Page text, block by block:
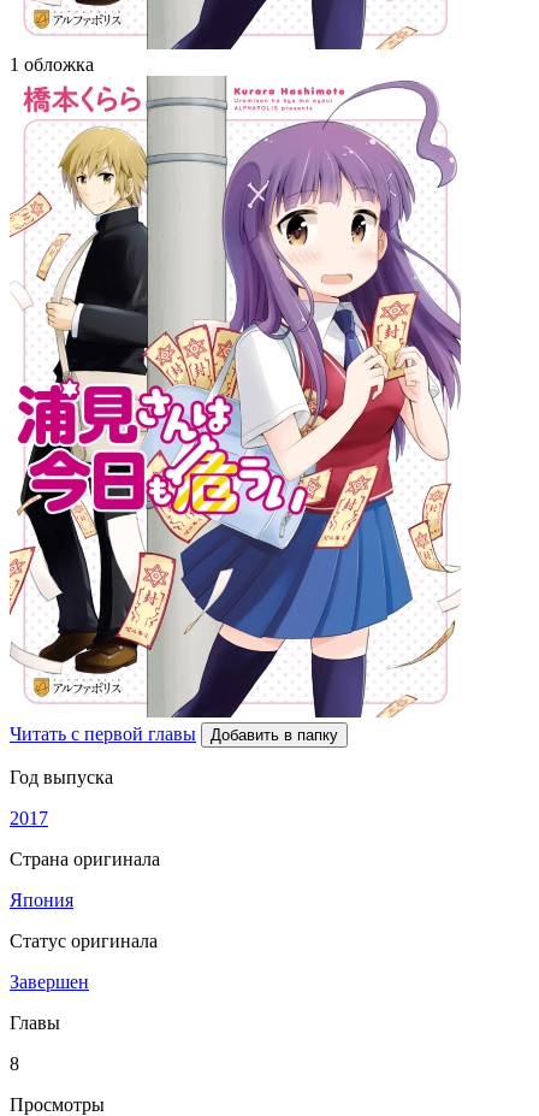
1 обложка
Читать с первой главы Добавить в папку
Год выпуска
2017
Страна оригинала
Япония
Статус оригинала
Завершен
Главы
8
Просмотры